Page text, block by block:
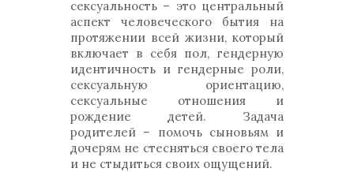
сексуальность – это центральный
аспект человеческого бытия на
протяжении всей жизни, который
включает в себя пол, гендерную
идентичность и гендерные роли,
сексуальную ориентацию,
сексуальные отношения и
рождение детей. Задача
родителей – помочь сыновьям и
дочерям не стесняться своего тела
и не стыдиться своих ощущений.